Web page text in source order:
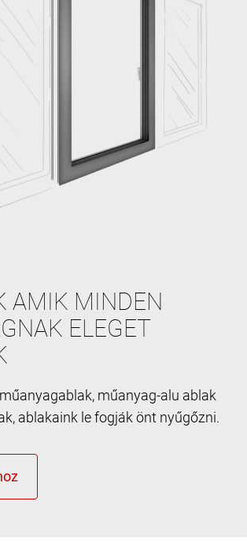
AMIK MINDEN
ELEGET
műanyag-alu ablak
ablakaink le fogják önt nyűgőzni.